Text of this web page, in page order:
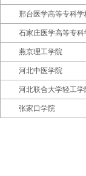
邢台医学高等专科学
石家庄医学高等专科
燕京理工学院
河北中医学院
河北联合大学轻工学
张家口学院